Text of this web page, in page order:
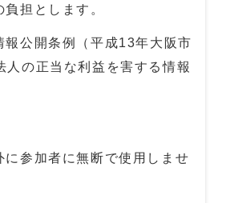
担とします。
公開条例（平成13年大阪市
の正当な利益を害する情報
参加者に無断で使用しませ